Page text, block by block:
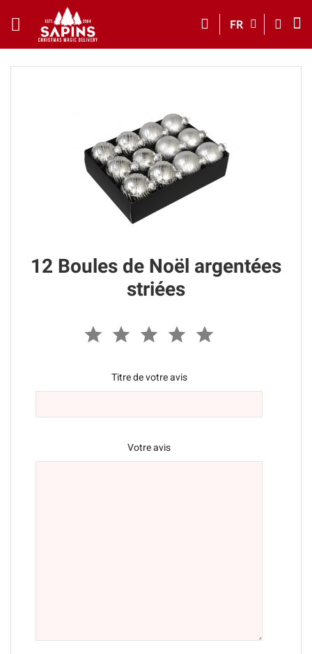
FR
12 Boules de Noël argentées
striées
Titre de votre avis
Votre avis